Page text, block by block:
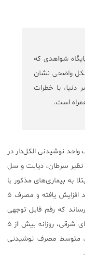
شواهدی که
واضحی نشان
با خطرات
است.
نوشیدنی الکل‌دار در
نظیر سرطان، دیابت و سل
ابتلا به بیماری‌های مذکور با
مصرف ۲ واحد نوشیدنی در روز به ۷ درصد افزایش یافته و مصرف ۵
آن را به ۳۷ درصد می‌رساند که رقم قابل توجهی
است. گفتنی است مردان در کشورهای اروپای شرقی، روزانه بیش از ۵
متوسط مصرف نوشیدنی